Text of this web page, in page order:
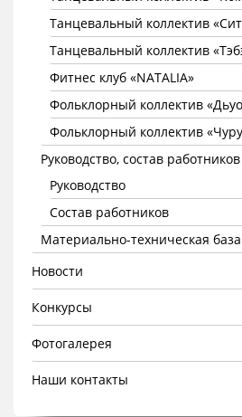
Танцевальный коллектив
Танцевальный коллектив
Фитнес клуб «NATALIA»
Фольклорный коллектив
Фольклорный коллектив
Руководство, состав работников
Руководство
Состав работников
Материально-техническая база
Новости
Конкурсы
Фотогалерея
Наши контакты